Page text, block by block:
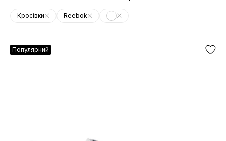
Кросівки Reebok
Популярний